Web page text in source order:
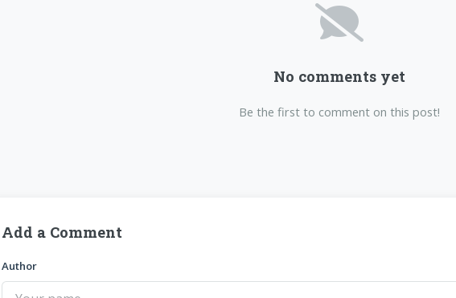
No comments yet
Be the first to comment on this post!
Add a Comment
Author